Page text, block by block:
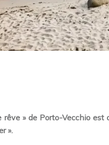
rêve » de Porto-Vecchio
».